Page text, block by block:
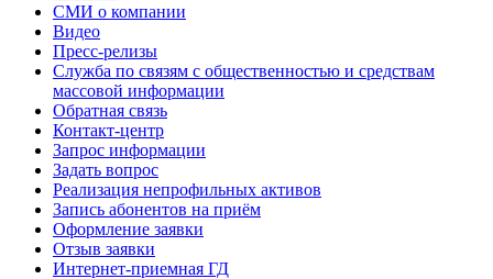
СМИ о компании
Видео
Пресс-релизы
Служба по связям с общественностью и средствам
массовой информации
Обратная связь
Контакт-центр
Запрос информации
Задать вопрос
Реализация непрофильных активов
Запись абонентов на приём
Оформление заявки
Отзыв заявки
Интернет-приемная ГД